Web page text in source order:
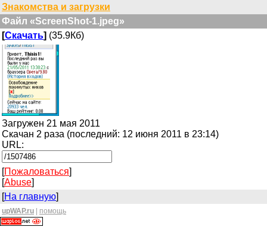
Знакомства и загрузки
Файл «ScreenShot-1.jpeg»
[Скачать] (35.9Кб)
Загружен 21 мая 2011
Скачан 2 раза (последний: 12 июня 2011 в 23:14)
URL:
[Пожаловаться]
[Abuse]
[На главную]
upWAP.ru помощь